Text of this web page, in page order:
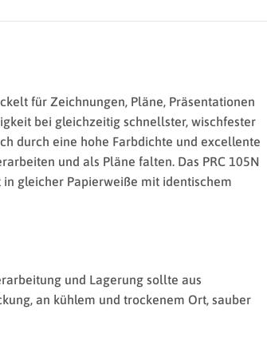
für Zeichnungen, Pläne, Präsentationen
bei gleichzeitig schnellster, wischfester
durch eine hohe Farbdichte und excellente
und als Pläne falten. Das PRC 105N
gleicher Papierweiße mit identischem
und Lagerung sollte aus
an kühlem und trockenem Ort, sauber